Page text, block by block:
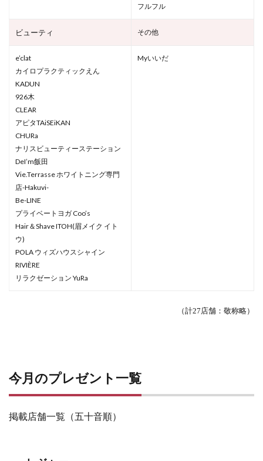
フルフル
ビューティ その他
e’clat
カイロプラクティックえん
KADUN
926木
CLEAR
アピタTAiSEiKAN
CHURa
ナリスビューティーステーション
DeI’m飯田
Vie.Terrasse ホワイトニング専門
店-Hakuvi-
Be-LINE
プライベートヨガ Coo’s
Hair＆Shave ITOH(眉メイク イト
ウ)
POLA ウィズハウスシャイン
RIVIÈRE
リラクゼーション YuRa
Myいいだ
（計27 店舗：敬称略）
今月のプレゼント一覧
掲載店舗一覧（五十音順）